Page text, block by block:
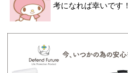
考になれば幸いです！